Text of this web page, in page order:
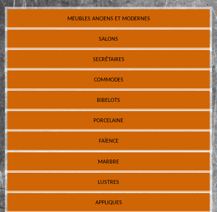
MEUBLES ANCIENS ET MODERNES
SALONS
SECRÉTAIRES
COMMODES
BIBELOTS
PORCELAINE
FAÏENCE
MARBRE
LUSTRES
APPLIQUES